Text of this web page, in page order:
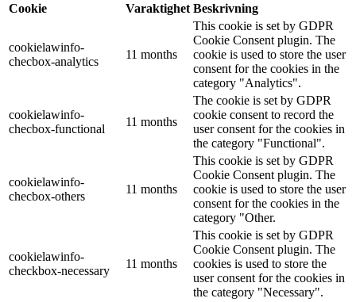
Cookie
Varaktighet Beskrivning
cookielawinfo-
checbox-analytics
11 months
This cookie is set by GDPR
Cookie Consent plugin. The
cookie is used to store the user
consent for the cookies in the
category "Analytics".
cookielawinfo-
checbox-functional
11 months
The cookie is set by GDPR
cookie consent to record the
user consent for the cookies in
the category "Functional".
cookielawinfo-
checbox-others
11 months
This cookie is set by GDPR
Cookie Consent plugin. The
cookie is used to store the user
consent for the cookies in the
category "Other.
cookielawinfo-
checkbox-necessary
11 months
This cookie is set by GDPR
Cookie Consent plugin. The
cookies is used to store the
user consent for the cookies in
the category "Necessary".